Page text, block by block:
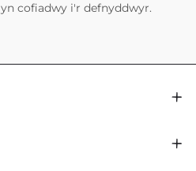
cofiadwy i'r defnyddwyr.